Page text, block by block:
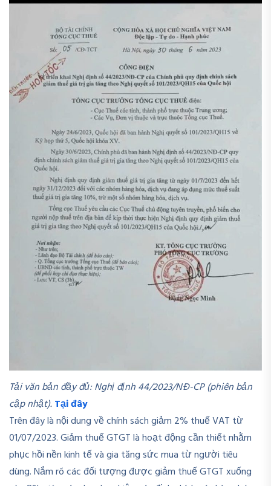
Tải văn bản đầy đủ: Nghị định 44/2023/NĐ-CP (phiên bản
cập nhật).Tại đây
Trên đây là nội dung về chính sách giảm 2% thuế VAT từ
01/07/2023. Giảm thuế GTGT là hoạt động cần thiết nhằm
phục hồi nền kinh tế và gia tăng sức mua từ người tiêu
dùng. Nắm rõ các đối tượng được giảm thuế GTGT xuống